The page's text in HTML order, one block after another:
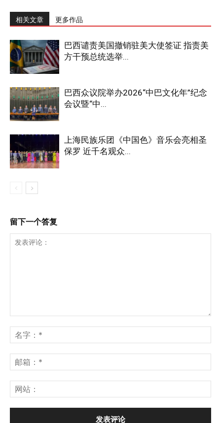
相关文章 更多作品
巴西谴责美国撤销驻美大使签证 指责美
方干预总统选举...
巴西众议院举办2026“中巴文化年”纪念
会议暨“中...
上海民族乐团《中国色》音乐会亮相圣
保罗 近千名观众...
留下一个答复